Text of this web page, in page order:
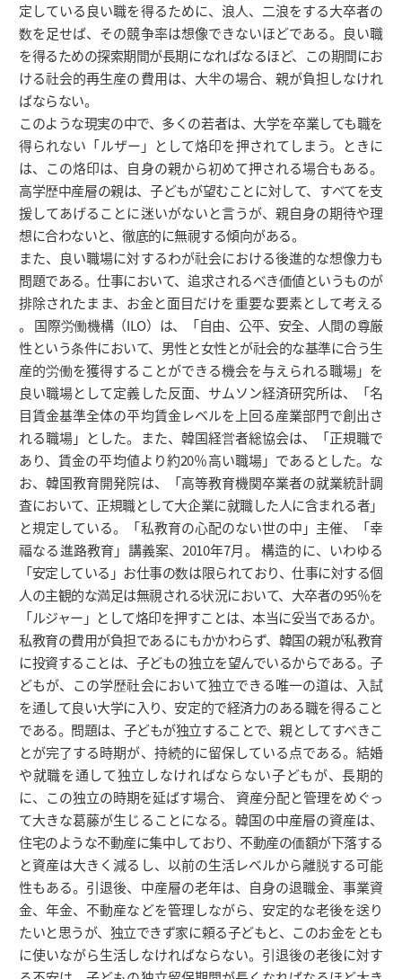
定している良い職を得るために、浪人、二浪をする大卒者の
数を足せば、その競争率は想像できないほどである。良い職
を得るための探索期間が長期になればなるほど、この期間にお
ける社会的再生産の費用は、大半の場合、親が負担しなけれ
ばならない。
このような現実の中で、多くの若者は、大学を卒業しても職を
得られない「ルザー」として烙印を押されてしまう。ときに
は、この烙印は、自身の親から初めて押される場合もある。
高学歴中産層の親は、子どもが望むことに対して、すべてを支
援してあげることに迷いがないと言うが、親自身の期待や理
想に合わないと、徹底的に無視する傾向がある。
また、良い職場に対するわが社会における後進的な想像力も
問題である。仕事において、追求されるべき価値というものが
排除されたまま、お金と面目だけを重要な要素として考える
。 国際労働機構（ILO）は、「自由、公平、安全、人間の尊厳
性という条件において、男性と女性とが社会的な基準に合う生
産的労働を獲得することができる機会を与えられる職場」を
良い職場として定義した反面、サムソン経済研究所は、「名
目賃金基準全体の平均賃金レベルを上回る産業部門で創出さ
れる職場」とした。また、韓国経営者総協会は、「正規職で
あり、賃金の平均値より約20％高い職場」であるとした。な
お、韓国教育開発院は、「高等教育機関卒業者の就業統計調
査において、正規職として大企業に就職した人に含まれる者」
と規定している。「私教育の心配のない世の中」主催、「幸
福なる進路教育」講義案、2010年7月。 構造的に、いわゆる
「安定している」お仕事の数は限られており、仕事に対する個
人の主観的な満足は無視される状況において、大卒者の95％を
「ルジャー」として烙印を押すことは、本当に妥当であるか。
私教育の費用が負担であるにもかかわらず、韓国の親が私教育
に投資することは、子どもの独立を望んでいるからである。子
どもが、この学歴社会において独立できる唯一の道は、入試
を通して良い大学に入り、安定的で経済力のある職を得ること
である。問題は、子どもが独立することで、親としてすべきこ
とが完了する時期が、持続的に留保している点である。結婚
や就職を通して独立しなければならない子どもが、長期的
に、この独立の時期を延ばす場合、 資産分配と管理をめぐっ
て大きな葛藤が生じることになる。韓国の中産層の資産は、
住宅のような不動産に集中しており、不動産の価額が下落する
と資産は大きく減るし、以前の生活レベルから離脱する可能
性もある。引退後、中産層の老年は、自身の退職金、事業資
金、年金、不動産などを管理しながら、安定的な老後を送り
たいと思うが、独立できず家に頼る子どもと、このお金をとも
に使いながら生活しなければならない。引退後の老後に対す